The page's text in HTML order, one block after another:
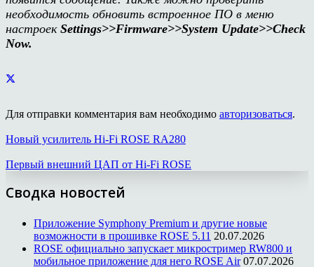
необходимость обновить встроенное ПО в меню
настроек Settings>>Firmware>>System Update>>Check
Now.
Для отправки комментария вам необходимо авторизоваться.
Новый усилитель Hi-Fi ROSE RA280
Первый внешний ЦАП от Hi-Fi ROSE
Сводка новостей
Приложение Symphony Premium и другие новые
возможности в прошивке ROSE 5.11 20.07.2026
ROSE официально запускает микростример RW800 и
мобильное приложение для него ROSE Air 07.07.2026